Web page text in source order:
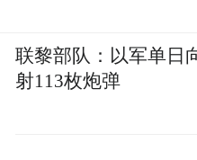
联黎部队：以军单日
射113枚炮弹